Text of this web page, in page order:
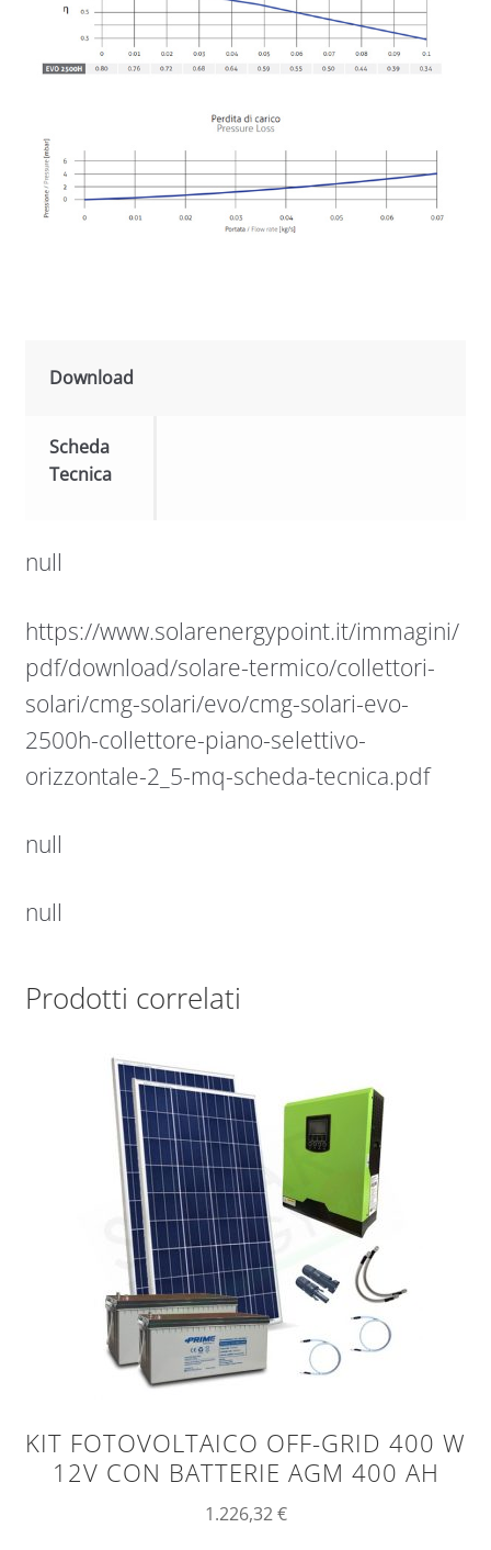
Download
Scheda
Tecnica
null
https://www.solarenergypoint.it/immagini/
pdf/download/solare-termico/collettori-
solari/cmg-solari/evo/cmg-solari-evo-
2500h-collettore-piano-selettivo-
orizzontale-2_5-mq-scheda-tecnica.pdf
null
null
Prodotti correlati
KIT FOTOVOLTAICO OFF-GRID 400 W
12V CON BATTERIE AGM 400 AH
1.226,32€